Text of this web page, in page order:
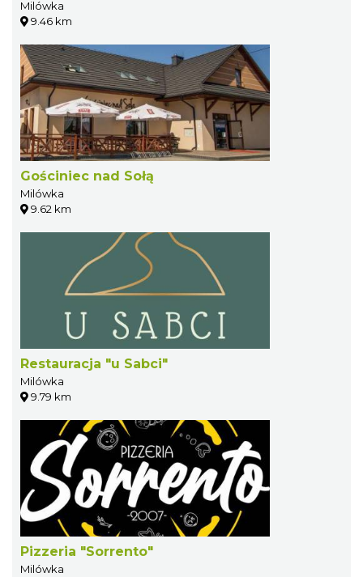
Milówka
9.46 km
Gościniec nad Sołą
Milówka
9.62 km
Restauracja "u Sabci"
Milówka
9.79 km
Pizzeria "Sorrento"
Milówka